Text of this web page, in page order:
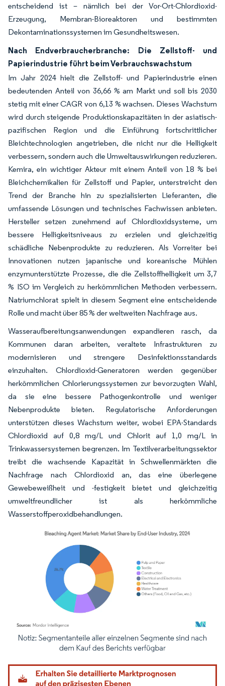
entscheidend ist – nämlich bei der Vor-Ort-Chlordioxid-
Erzeugung, Membran-Bioreaktoren und bestimmten
Dekontaminationssystemen im Gesundheitswesen.
Nach Endverbraucherbranche: Die Zellstoff- und
Papierindustrie führt beim Verbrauchswachstum
Im Jahr 2024 hielt die Zellstoff- und Papierindustrie einen
bedeutenden Anteil von 36,66 % am Markt und soll bis 2030
stetig mit einer CAGR von 6,13 % wachsen. Dieses Wachstum
wird durch steigende Produktionskapazitäten in der asiatisch-
pazifischen Region und die Einführung fortschrittlicher
Bleichtechnologien angetrieben, die nicht nur die Helligkeit
verbessern, sondern auch die Umweltauswirkungen reduzieren.
Kemira, ein wichtiger Akteur mit einem Anteil von 18 % bei
Bleichchemikalien für Zellstoff und Papier, unterstreicht den
Trend der Branche hin zu spezialisierten Lieferanten, die
umfassende Lösungen und technisches Fachwissen anbieten.
Hersteller setzen zunehmend auf Chlordioxidsysteme, um
bessere Helligkeitsniveaus zu erzielen und gleichzeitig
schädliche Nebenprodukte zu reduzieren. Als Vorreiter bei
Innovationen nutzen japanische und koreanische Mühlen
enzymunterstützte Prozesse, die die Zellstoffhelligkeit um 3,7
% ISO im Vergleich zu herkömmlichen Methoden verbessern.
Natriumchlorat spielt in diesem Segment eine entscheidende
Rolle und macht über 85 % der weltweiten Nachfrage aus.
Wasseraufbereitungsanwendungen expandieren rasch, da
Kommunen daran arbeiten, veraltete Infrastrukturen zu
modernisieren und strengere Desinfektionsstandards
einzuhalten. Chlordioxid-Generatoren werden gegenüber
herkömmlichen Chlorierungssystemen zur bevorzugten Wahl,
da sie eine bessere Pathogenkontrolle und weniger
Nebenprodukte bieten. Regulatorische Anforderungen
unterstützen dieses Wachstum weiter, wobei EPA-Standards
Chlordioxid auf 0,8 mg/L und Chlorit auf 1,0 mg/L in
Trinkwassersystemen begrenzen. Im Textilverarbeitungssektor
treibt die wachsende Kapazität in Schwellenmärkten die
Nachfrage nach Chlordioxid an, das eine überlegene
Gewebeweißheit und -festigkeit bietet und gleichzeitig
umweltfreundlicher ist als herkömmliche
Wasserstoffperoxidbehandlungen.
Bild © Mordor Intelligence. Wiederverwendung erfordert Namensnennung